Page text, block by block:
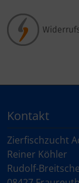
Kontakt
Zierfischzucht
Reiner Köhler
Rudolf-